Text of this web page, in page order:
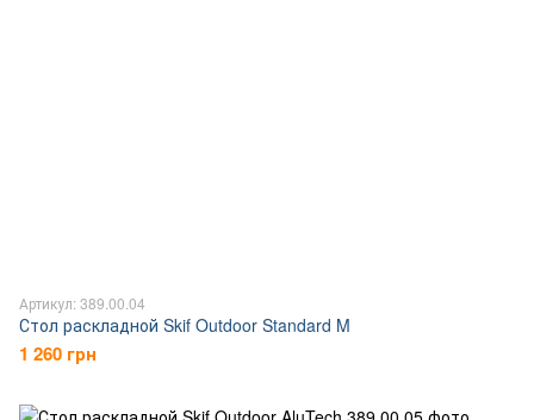
Артикул: 389.00.04
Стол раскладной Skif Outdoor Standard M
1 260 грн